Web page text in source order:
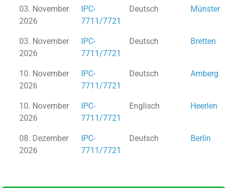
03. November
2026
IPC-
7711/7721
Deutsch Münster
03. November
2026
IPC-
7711/7721
Deutsch Bretten
10. November
2026
IPC-
7711/7721
Deutsch Amberg
10. November
2026
IPC-
7711/7721
Englisch Heerlen
08. Dezember
2026
IPC-
7711/7721
Deutsch Berlin